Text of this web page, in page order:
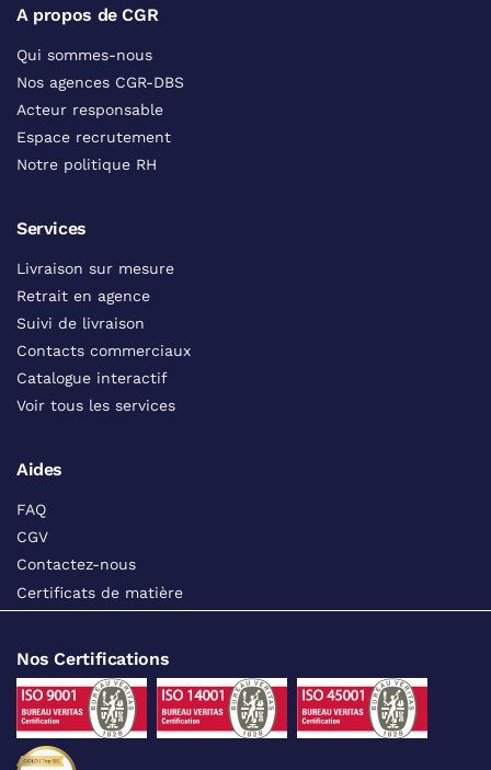
A propos de CGR
Qui sommes-nous
Nos agences CGR-DBS
Acteur responsable
Espace recrutement
Notre politique RH
Services
Livraison sur mesure
Retrait en agence
Suivi de livraison
Contacts commerciaux
Catalogue interactif
Voir tous les services
Aides
FAQ
CGV
Contactez-nous
Certificats de matière
Nos Certifications